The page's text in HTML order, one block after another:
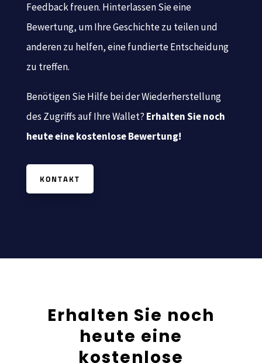
Feedback freuen. Hinterlassen Sie eine
Bewertung, um Ihre Geschichte zu teilen und
anderen zu helfen, eine fundierte Entscheidung
zu treffen.
Benötigen Sie Hilfe bei der Wiederherstellung
des Zugriffs auf Ihre Wallet? Erhalten Sie noch
heute eine kostenlose Bewertung!
KONTAKT
Erhalten Sie noch
heute eine
kostenlose